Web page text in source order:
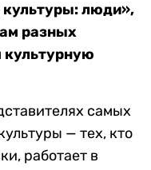
люди»,
разных
самых
— тех, кто
работает в